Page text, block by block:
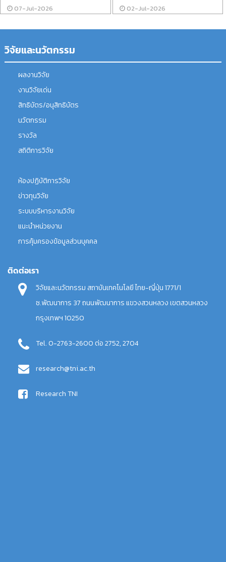
07-Jul-2026 02-Jul-2026
วิจัยและนวัตกรรม
ผลงานวิจัย
งานวิจัยเด่น
สิทธิบัตร/อนุสิทธิบัตร
นวัตกรรม
รางวัล
สถิติการวิจัย
ห้องปฏิบัติการวิจัย
ข่าวทุนวิจัย
ระบบบริหารงานวิจัย
แนะนำหน่วยงาน
การคุ้มครองข้อมูลส่วนบุคคล
ติดต่อเรา
วิจัยและนวัตกรรม สถาบันเทคโนโลยี ไทย-ญี่ปุ่น 1771/1
ซ.พัฒนาการ 37 ถนนพัฒนาการ แขวงสวนหลวง เขตสวนหลวง
กรุงเทพฯ 10250
Tel. 0-2763-2600 ต่อ 2752, 2704
research@tni.ac.th
Research TNI